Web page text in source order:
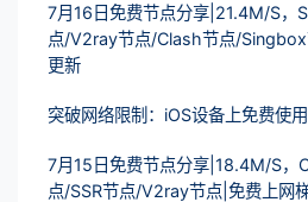
7月16日免费节点分享|21.4M/S
点/V2ray节点/Clash节点/
更新
突破网络限制：iOS设备上免费使
7月15日免费节点分享|18.4M/S
点/SSR节点/V2ray节点|免费上网